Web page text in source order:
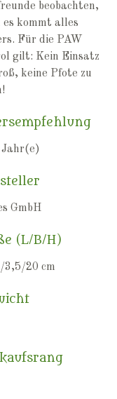
beobachten,
es kommt alles
Für die PAW
gilt: Kein Einsatz
keine Pfote zu
Jahr(e)
GmbH
(L/B/H)
3,5/20 cm